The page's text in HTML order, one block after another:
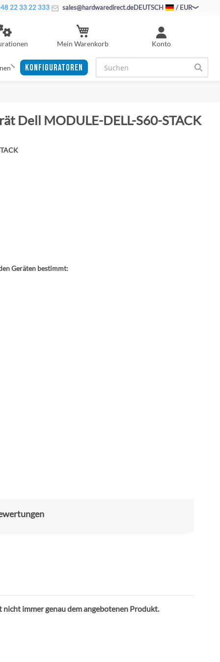
22 33 22 333 sales@hardwaredirect.deDEUTSCH / EUR
Konto
Mein Warenkorb
KONFIGURATOREN
Dell MODULE-DELL-S60-STACK
Geräten bestimmt:
immer genau dem angebotenen Produkt.